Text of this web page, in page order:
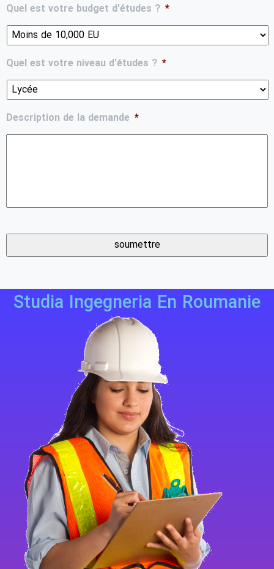
Quel est votre budget d'études ? *
Quel est votre niveau d'études ? *
Description de la demande *
Studia Ingegneria En Roumanie